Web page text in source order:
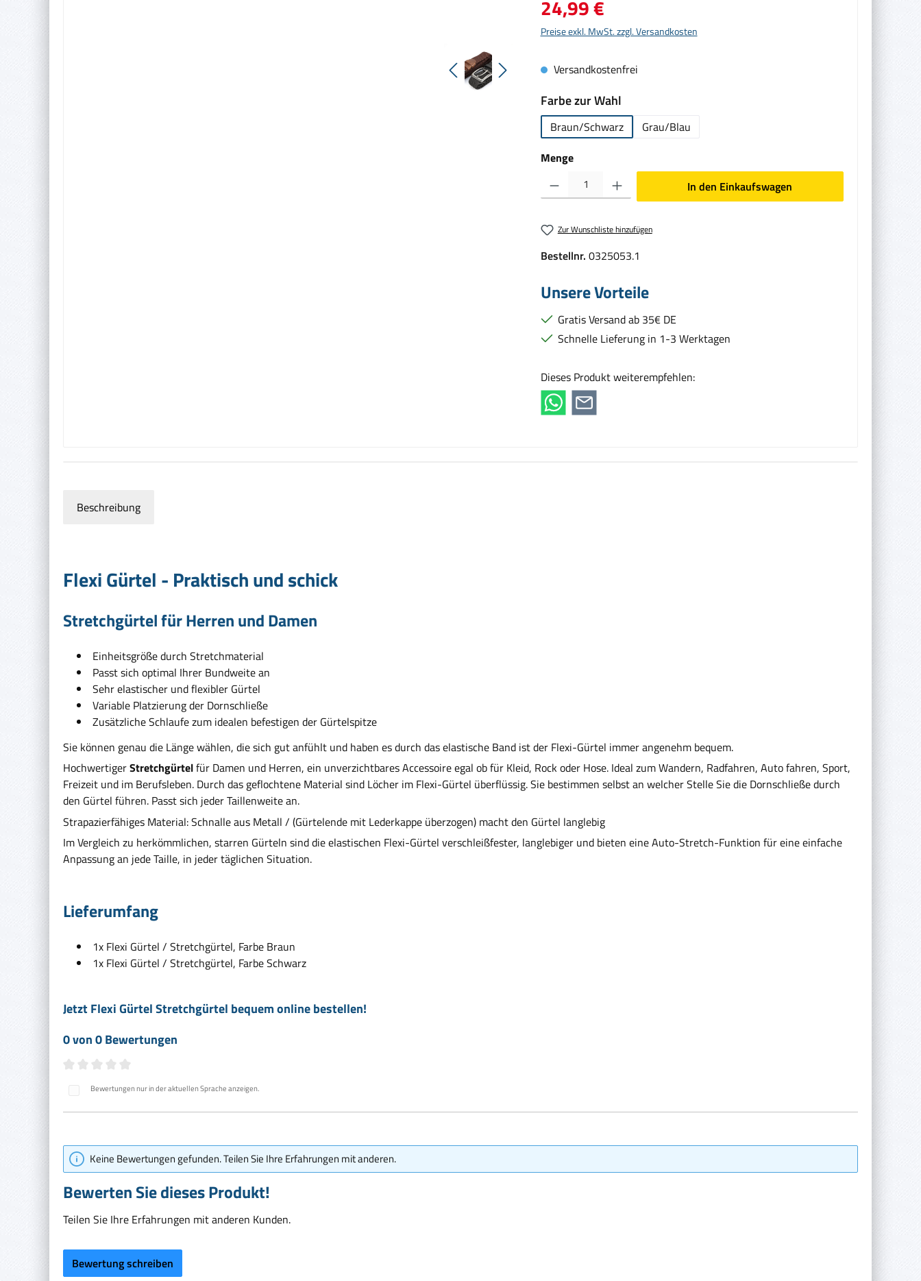
24,99 €
Preise exkl. MwSt. zzgl. Versandkosten
Versandkostenfrei
Farbe zur Wahlauswählen
Braun/Schwarz
Grau/Blau
Menge
Produkt Anzahl: Gib den gewünschten Wert ein oder benutze die Schaltflächen um die Anzahl zu erhöhen oder
In den Einkaufswagen
Zur Wunschliste hinzufügen
Bestellnr. 0325053.1
Unsere Vorteile
Gratis Versand ab 35€ DE
Schnelle Lieferung in 1-3 Werktagen
Dieses Produkt weiterempfehlen:
Beschreibung
Flexi Gürtel - Praktisch und schick
Stretchgürtel für Herren und Damen
Einheitsgröße durch Stretchmaterial
Passt sich optimal Ihrer Bundweite an
Sehr elastischer und flexibler Gürtel
Variable Platzierung der Dornschließe
Zusätzliche Schlaufe zum idealen befestigen der Gürtelspitze
Sie können genau die Länge wählen, die sich gut anfühlt und haben es durch das elastische Band ist der Flexi-Gürtel immer angenehm bequem.
HochwertigerStretchgürtelfür Damen und Herren, ein unverzichtbares Accessoire egal ob für Kleid, Rock oder Hose. Ideal zum Wandern, Radfahren, Auto fahren, Sport,
Freizeit und im Berufsleben. Durch das geflochtene Material sind Löcher im Flexi-Gürtel überflüssig. Sie bestimmen selbst an welcher Stelle Sie die Dornschließe durch
den Gürtel führen. Passt sich jeder Taillenweite an.
Strapazierfähiges Material:Schnalle aus Metall / (Gürtelende mit Lederkappe überzogen) macht den Gürtel langlebig
Im Vergleich zu herkömmlichen, starren Gürteln sind die elastischen Flexi-Gürtel verschleißfester, langlebiger und bieten eine Auto-Stretch-Funktion für eine einfache
Anpassung an jede Taille, in jeder täglichen Situation.
Lieferumfang
1x Flexi Gürtel / Stretchgürtel, Farbe Braun
1x Flexi Gürtel / Stretchgürtel, Farbe Schwarz
Jetzt Flexi Gürtel Stretchgürtel bequem online bestellen!
0 von 0 Bewertungen
Durchschnittliche Bewertung von 0 von 5 Sternen
Bewertungen nur in der aktuellen Sprache anzeigen.
Keine Bewertungen gefunden. Teilen Sie Ihre Erfahrungen mit anderen.
Bewerten Sie dieses Produkt!
Teilen Sie Ihre Erfahrungen mit anderen Kunden.
Bewertung schreiben